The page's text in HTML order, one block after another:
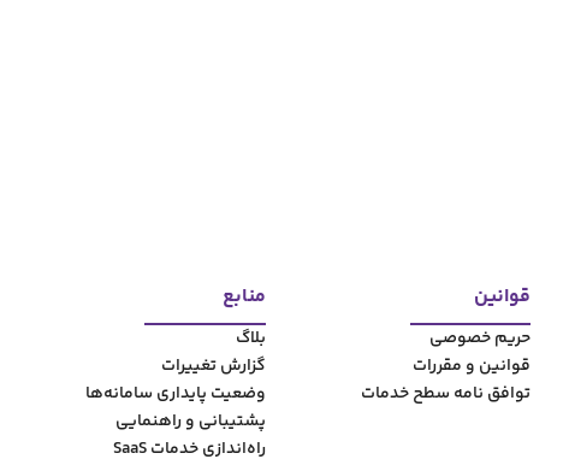
قوانین
حریم خصوصی
قوانین و مقررات
توافق نامه سطح خدمات
منابع
بلاگ
گزارش تغییرات
وضعیت پایداری سامانه‌‌ها
پشتیبانی و راهنمایی
راه‌اندازی خدمات SaaS